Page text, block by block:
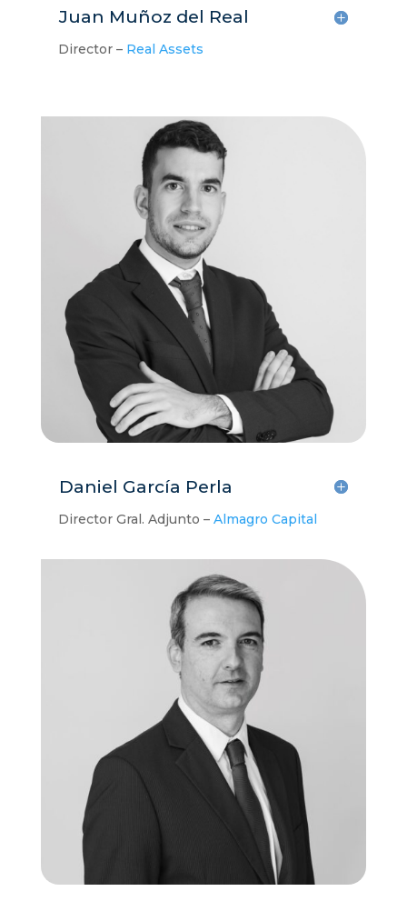
Juan Muñoz del Real
Director – Real Assets
Daniel García Perla
Director Gral. Adjunto – Almagro Capital